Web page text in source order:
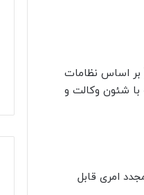
بر اساس نظامات
با شئون وکالت و
امری قابل